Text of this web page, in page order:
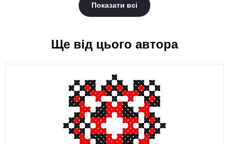
Показати всі
Ще від цього автора